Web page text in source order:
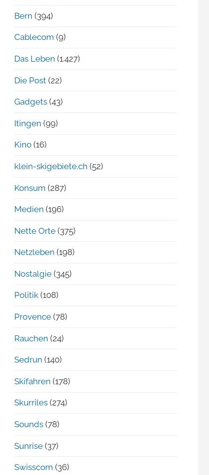
Bern (394)
Cablecom (9)
Das Leben (1.427)
Die Post (22)
Gadgets (43)
Itingen (99)
Kino (16)
klein-skigebiete.ch (52)
Konsum (287)
Medien (196)
Nette Orte (375)
Netzleben (198)
Nostalgie (345)
Politik (108)
Provence (78)
Rauchen (24)
Sedrun (140)
Skifahren (178)
Skurriles (274)
Sounds (78)
Sunrise (37)
Swisscom (36)